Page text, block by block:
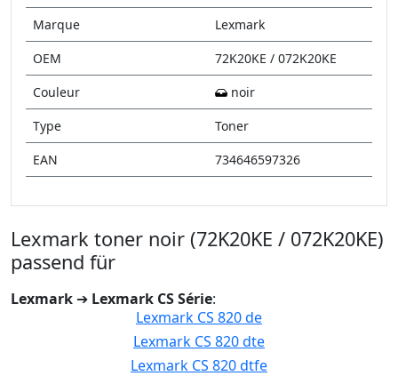
Marque
Lexmark
OEM
72K20KE / 072K20KE
Couleur
noir
Type
Toner
EAN
734646597326
Lexmark toner noir (72K20KE / 072K20KE)
passend für
Lexmark ➔ Lexmark CS Série:
Lexmark CS 820 de
Lexmark CS 820 dte
Lexmark CS 820 dtfe